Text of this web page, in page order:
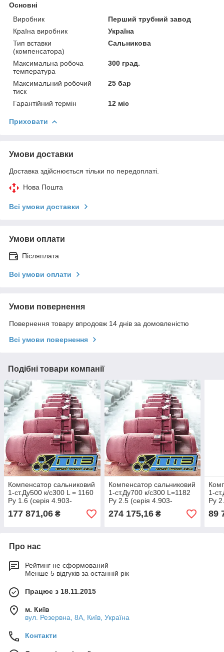
Основні
Виробник
Перший трубний завод
Країна виробник
Україна
Тип вставки
(компенсатора)
Сальникова
Максимальна робоча
температура
300 град.
Максимальний робочий
тиск
25 бар
Гарантійний термін 12 міс
Приховати
Умови доставки
Доставка здійснюється тільки по передоплаті.
Нова Пошта
Всі умови доставки
Умови оплати
Післяплата
Всі умови оплати
Умови повернення
Повернення товару впродовж 14 днів за домовленістю
Всі умови повернення
Подібні товари компанії
Компенсатор сальниковий
1-ст.Ду500 к/с300 L = 1160
Py 1.6 (серія 4.903-
10;випуск 7)
177 871,06 ₴
Компенсатор сальниковий
1-ст.Ду700 к/с300 L=1182
Py 2.5 (серія 4.903-
10;випуск 7)
274 175,16₴
1-
Py
89
Про нас
Рейтинг не сформований
Менше 5 відгуків за останній рік
Працює з 18.11.2015
м. Київ
вул. Резервна, 8А, Київ, Україна
Контакти